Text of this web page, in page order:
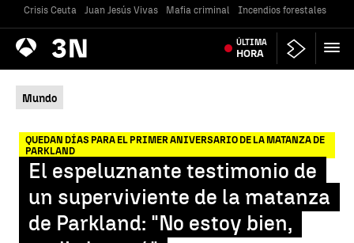
Crisis Ceuta Juan Jesús Vivas Mafia criminal Incendios forestales
Antena
3 Noticias ÚLTIMA
HORA
Mundo
QUEDAN DÍAS PARA EL PRIMER ANIVERSARIO DE LA MATANZA DE
PARKLAND
El espeluznante testimonio de
un superviviente de la matanza
de Parkland: "No estoy bien,